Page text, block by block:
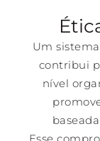
Um
contribui
nível